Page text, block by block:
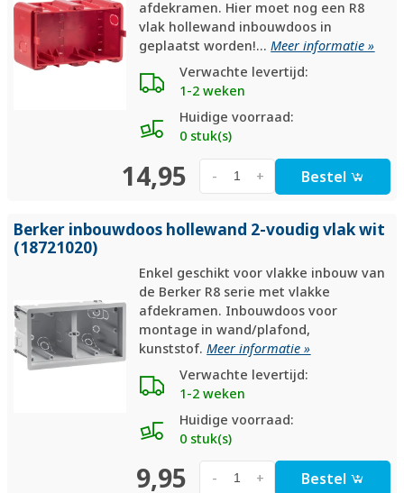
afdekramen. Hier moet nog een R8
vlak hollewand inbouwdoos in
geplaatst worden!...Meer informatie »
Verwachte levertijd:
1-2 weken
Huidige voorraad:
0 stuk(s)
14,95 +
- Bestel
Berker inbouwdoos hollewand 2-voudig vlak wit
(18721020)
Enkel geschikt voor vlakke inbouw van
de Berker R8 serie met vlakke
afdekramen. Inbouwdoos voor
montage in wand/plafond,
kunststof.Meer informatie »
Verwachte levertijd:
1-2 weken
Huidige voorraad:
0 stuk(s)
9,95 +
- Bestel